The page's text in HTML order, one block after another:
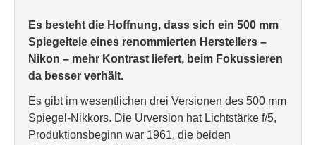
Es besteht die Hoffnung, dass sich ein 500 mm
Spiegeltele eines renommierten Herstellers –
Nikon – mehr Kontrast liefert, beim Fokussieren
da besser verhält.
Es gibt im wesentlichen drei Versionen des 500 mm
Spiegel-Nikkors. Die Urversion hat Lichtstärke f/5,
Produktionsbeginn war 1961, die beiden